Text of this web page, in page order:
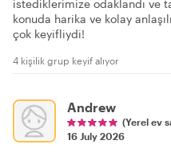
istediklerimize odaklandı ve
konuda harika ve kolay
çok keyifliydi!
4 kişilik grup keyif alıyor
Andrew
(Yerel ev
16 July 2026